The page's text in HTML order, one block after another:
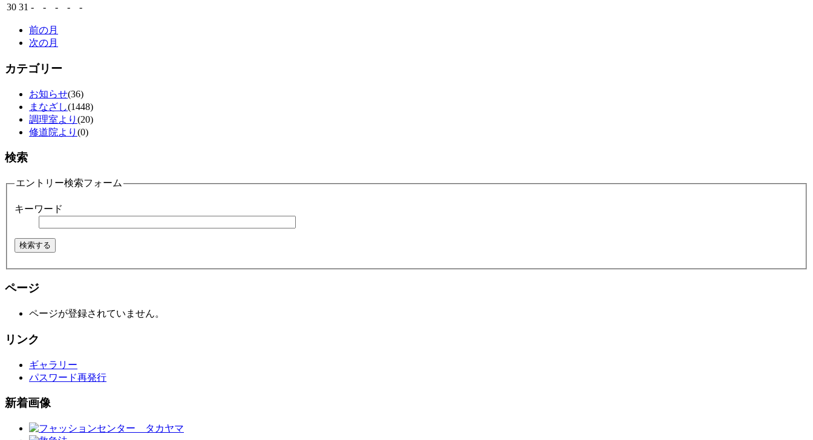
30 31 - - - - -
前の月
次の月
カテゴリー
お知らせ(36)
まなざし(1448)
調理室より (20)
修道院より (0)
検索
エントリー検索フォーム
キーワード
ページ
ページが登録されていません。
リンク
ギャラリー
パスワード再発行
新着画像